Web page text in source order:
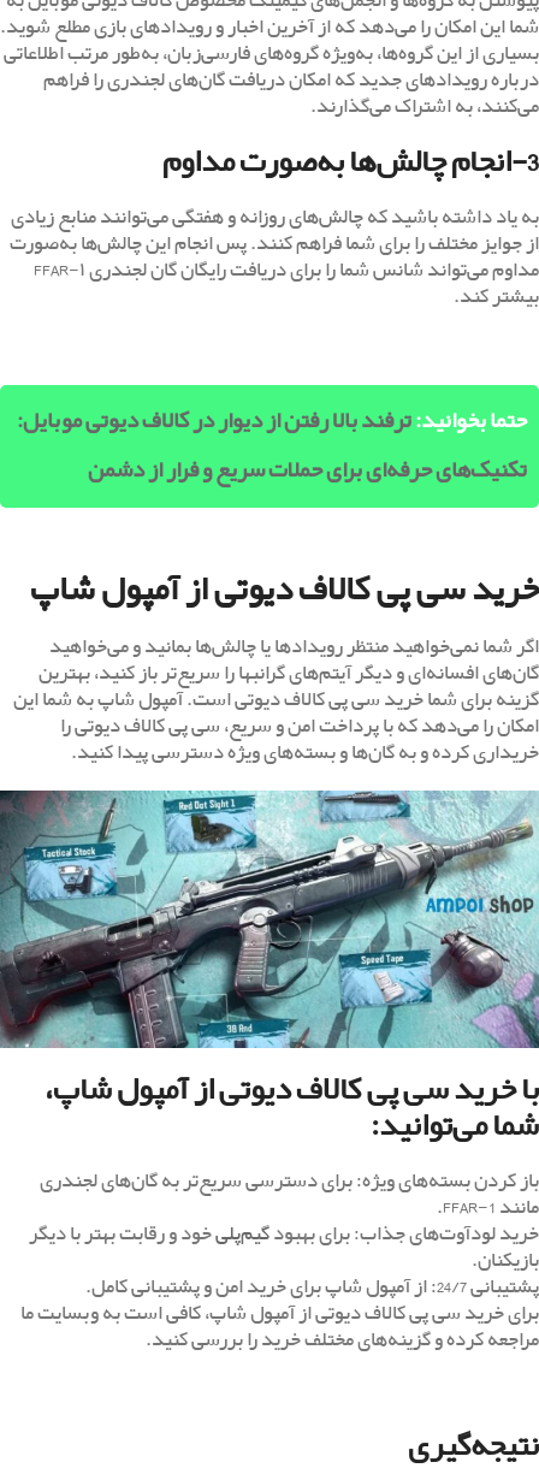
شما این امکان را می‌دهد که از آخرین اخبار و رویدادهای بازی مطلع شوید.
بسیاری از این گروه‌ها، به‌ویژه گروه‌های فارسی‌زبان، به‌طور مرتب اطلاعاتی
درباره رویدادهای جدید که امکان دریافت گان‌های لجندری را فراهم
می‌کنند، به اشتراک می‌گذارند.
3-انجام چالش‌ها به‌صورت مداوم
به یاد داشته باشید که چالش‌های روزانه و هفتگی می‌توانند منابع زیادی
از جوایز مختلف را برای شما فراهم کنند. پس انجام این چالش‌ها به‌صورت
مداوم می‌تواند شانس شما را برای دریافت رایگان گان لجندری FFAR-۱
بیشتر کند.
حتما بخوانید:ترفند بالا رفتن از دیوار در کالاف دیوتی موبایل:
تکنیک‌های حرفه‌ای برای حملات سریع و فرار از دشمن
خرید سی پی کالاف دیوتی از آمپول شاپ
اگر شما نمی‌خواهید منتظر رویدادها یا چالش‌ها بمانید و می‌خواهید
گان‌های افسانه‌ای و دیگر آیتم‌های گرانبها را سریع‌تر باز کنید، بهترین
گزینه برای شما خرید سی پی کالاف دیوتی است. آمپول شاپ به شما این
امکان را می‌دهد که با پرداخت امن و سریع، سی پی کالاف دیوتی را
خریداری کرده و به گان‌ها و بسته‌های ویژه دسترسی پیدا کنید.
با خرید سی پی کالاف دیوتی از آمپول شاپ،
شما می‌توانید:
باز کردن بسته‌های ویژه: برای دسترسی سریع‌تر به گان‌های لجندری
مانند FFAR-1.
خرید لودآوت‌های جذاب: برای بهبودگیم‌پلیخود و رقابت بهتر با دیگر
بازیکنان.
پشتیبانی 24/7: از آمپول شاپ برای خرید امن و پشتیبانی کامل.
برای خرید سی پی کالاف دیوتی از آمپول شاپ، کافی است به وبسایت ما
مراجعه کرده و گزینه‌های مختلف خرید را بررسی کنید.
نتیجه‌گیری